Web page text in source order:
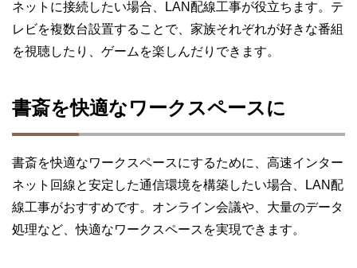
ネットに接続したい場合、LAN配線工事が役立ちます。テ
レビを複数台設置することで、家族それぞれが好きな番組
を視聴したり、ゲームを楽しんだりできます。
書斎を快適なワークスペースに
書斎を快適なワークスペースにするために、高速インター
ネット回線と安定した通信環境を構築したい場合、LAN配
線工事がおすすめです。オンライン会議や、大量のデータ
処理など、快適なワークスペースを実現できます。